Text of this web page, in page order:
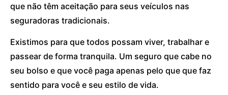
que não têm aceitação para seus veículos nas
seguradoras tradicionais.
Existimos para que todos possam viver, trabalhar e
passear de forma tranquila. Um seguro que cabe no
seu bolso e que você paga apenas pelo que que faz
sentido para você e seu estilo de vida.